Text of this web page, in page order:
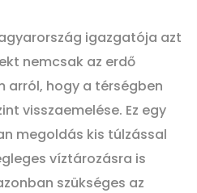
igazgatója azt
nemcsak az erdő
arról, hogy a térségben
visszaemelése. Ez egy
megoldás kis túlzással
víztározásra is
szükséges az